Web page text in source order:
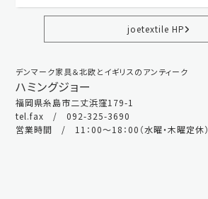
joetextile HP
デンマーク家具＆北欧とイギリスのアンティーク
ハミングジョー
福岡県糸島市二丈浜窪179-1
tel.fax / 092-325-3690
営業時間 / 11：00～18：00（水曜・木曜定休）